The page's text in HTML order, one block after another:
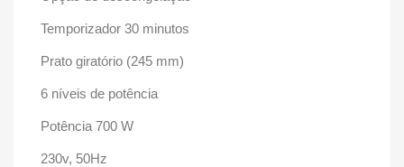
Temporizador 30 minutos
Prato giratório (245 mm)
6 níveis de potência
Potência 700 W
230v, 50Hz